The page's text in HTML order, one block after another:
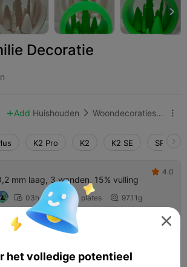

Decoratie
 Add Huishouden  Woondecoraties & ornamenten 
K2 Pro K2 K2 SE SPARKX
mm laag, 3 wanden, 15% vulling
 03h 09m  1 plates  97.11g
 4.0
 1 plates

het volledige potentieel